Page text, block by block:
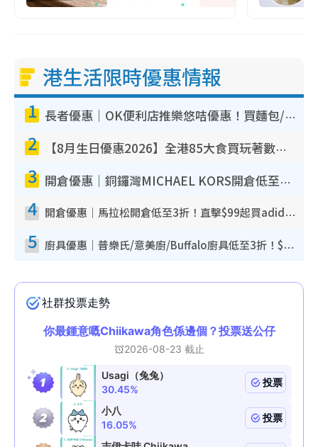
港生活限時優惠情報
1 長者優惠｜OK便利店推樂悠咭優惠！買麵包/牛奶/保健品拍卡即減
2 【8月生日優惠2026】全港85大食買玩著數攻略 自助餐/火鍋放題同行免費＋誠品/DONKI送現金券
3 開倉優惠｜銅鑼灣MICHAEL KORS開倉低至17折！直擊$500起買手袋/銀包/鞋款 必買經典Jet Set系列
4 開倉優惠｜馬拉松開倉低至3折！直擊$99起買adidas／New Balance／Puma鞋款 STANLEY保溫杯劈價至$119起
5 廚具優惠｜普樂氏/意美廚/Buffalo廚具低至3折！$89起買煎鍋／炒鑊／個人鍋 同場小家電激減至$99起